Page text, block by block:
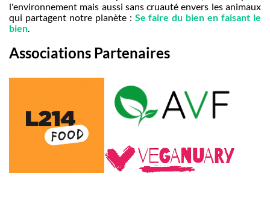
l'environnement mais aussi sans cruauté envers les animaux
qui partagent notre planète : Se faire du bien en faisant le
bien
Associations Partenaires